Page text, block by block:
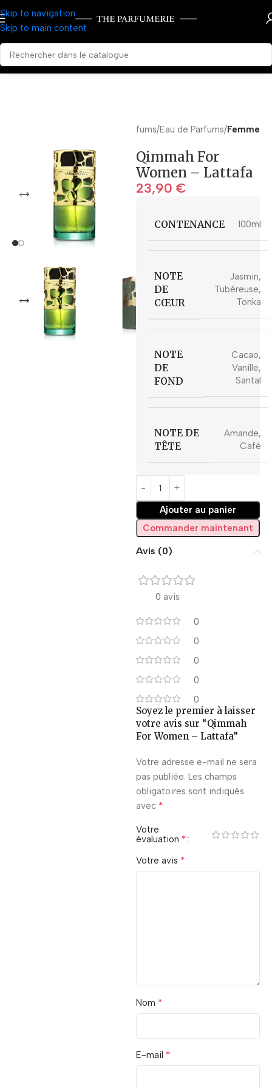
Skip to navigation
Skip to main content
Parfums Eau de Parfums Femme
Qimmah For
Women – Lattafa
23,90 €
CONTENANCE 100ml
NOTE
DE
CŒUR
Jasmin,
Tubéreuse,
Tonka
NOTE
DE
FOND
Cacao,
Vanille,
Santal
NOTE DE
TÊTE
Amande,
Café
Ajouter au panier
Commander maintenant
Avis (0)
0 avis
0
0
0
0
0
Soyez le premier à laisser
votre avis sur “Qimmah
For Women – Lattafa”
Votre adresse e-mail ne sera
pas publiée. Les champs
obligatoires sont indiqués
avec *
Votre
évaluation *
Votre avis *
Nom *
E-mail *